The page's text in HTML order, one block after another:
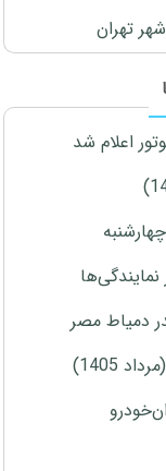
تهران
دمیاط مصر
1405)